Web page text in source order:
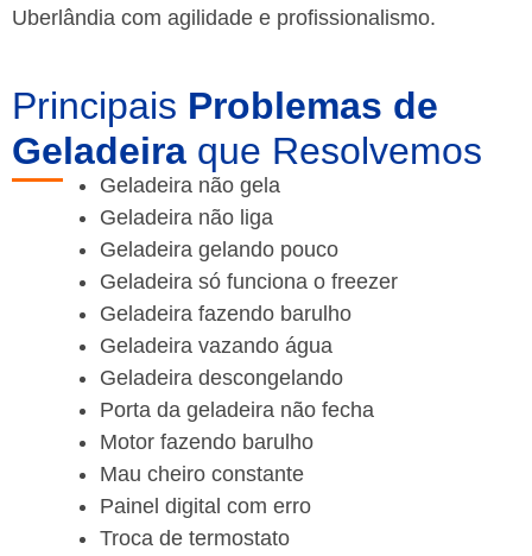
Uberlândia com agilidade e profissionalismo.
Principais Problemas de
Geladeira que Resolvemos
Geladeira não gela
Geladeira não liga
Geladeira gelando pouco
Geladeira só funciona o freezer
Geladeira fazendo barulho
Geladeira vazando água
Geladeira descongelando
Porta da geladeira não fecha
Motor fazendo barulho
Mau cheiro constante
Painel digital com erro
Troca de termostato